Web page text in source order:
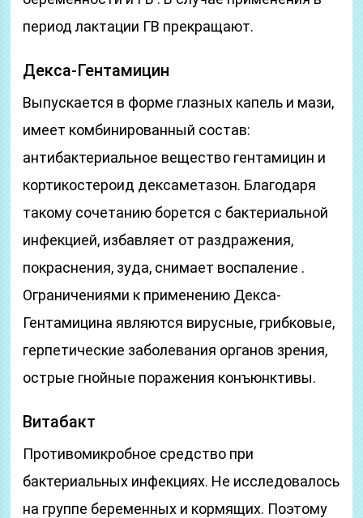
период лактации ГВ прекращают.
Декса-Гентамицин
Выпускается в форме глазных капель и мази,
имеет комбинированный состав:
антибактериальное вещество гентамицин и
кортикостероид дексаметазон. Благодаря
такому сочетанию борется с бактериальной
инфекцией, избавляет от раздражения,
покраснения, зуда, снимает воспаление .
Ограничениями к применению Декса-
Гентамицина являются вирусные, грибковые,
герпетические заболевания органов зрения,
острые гнойные поражения конъюнктивы.
Витабакт
Противомикробное средство при
бактериальных инфекциях. Не исследовалось
на группе беременных и кормящих. Поэтому